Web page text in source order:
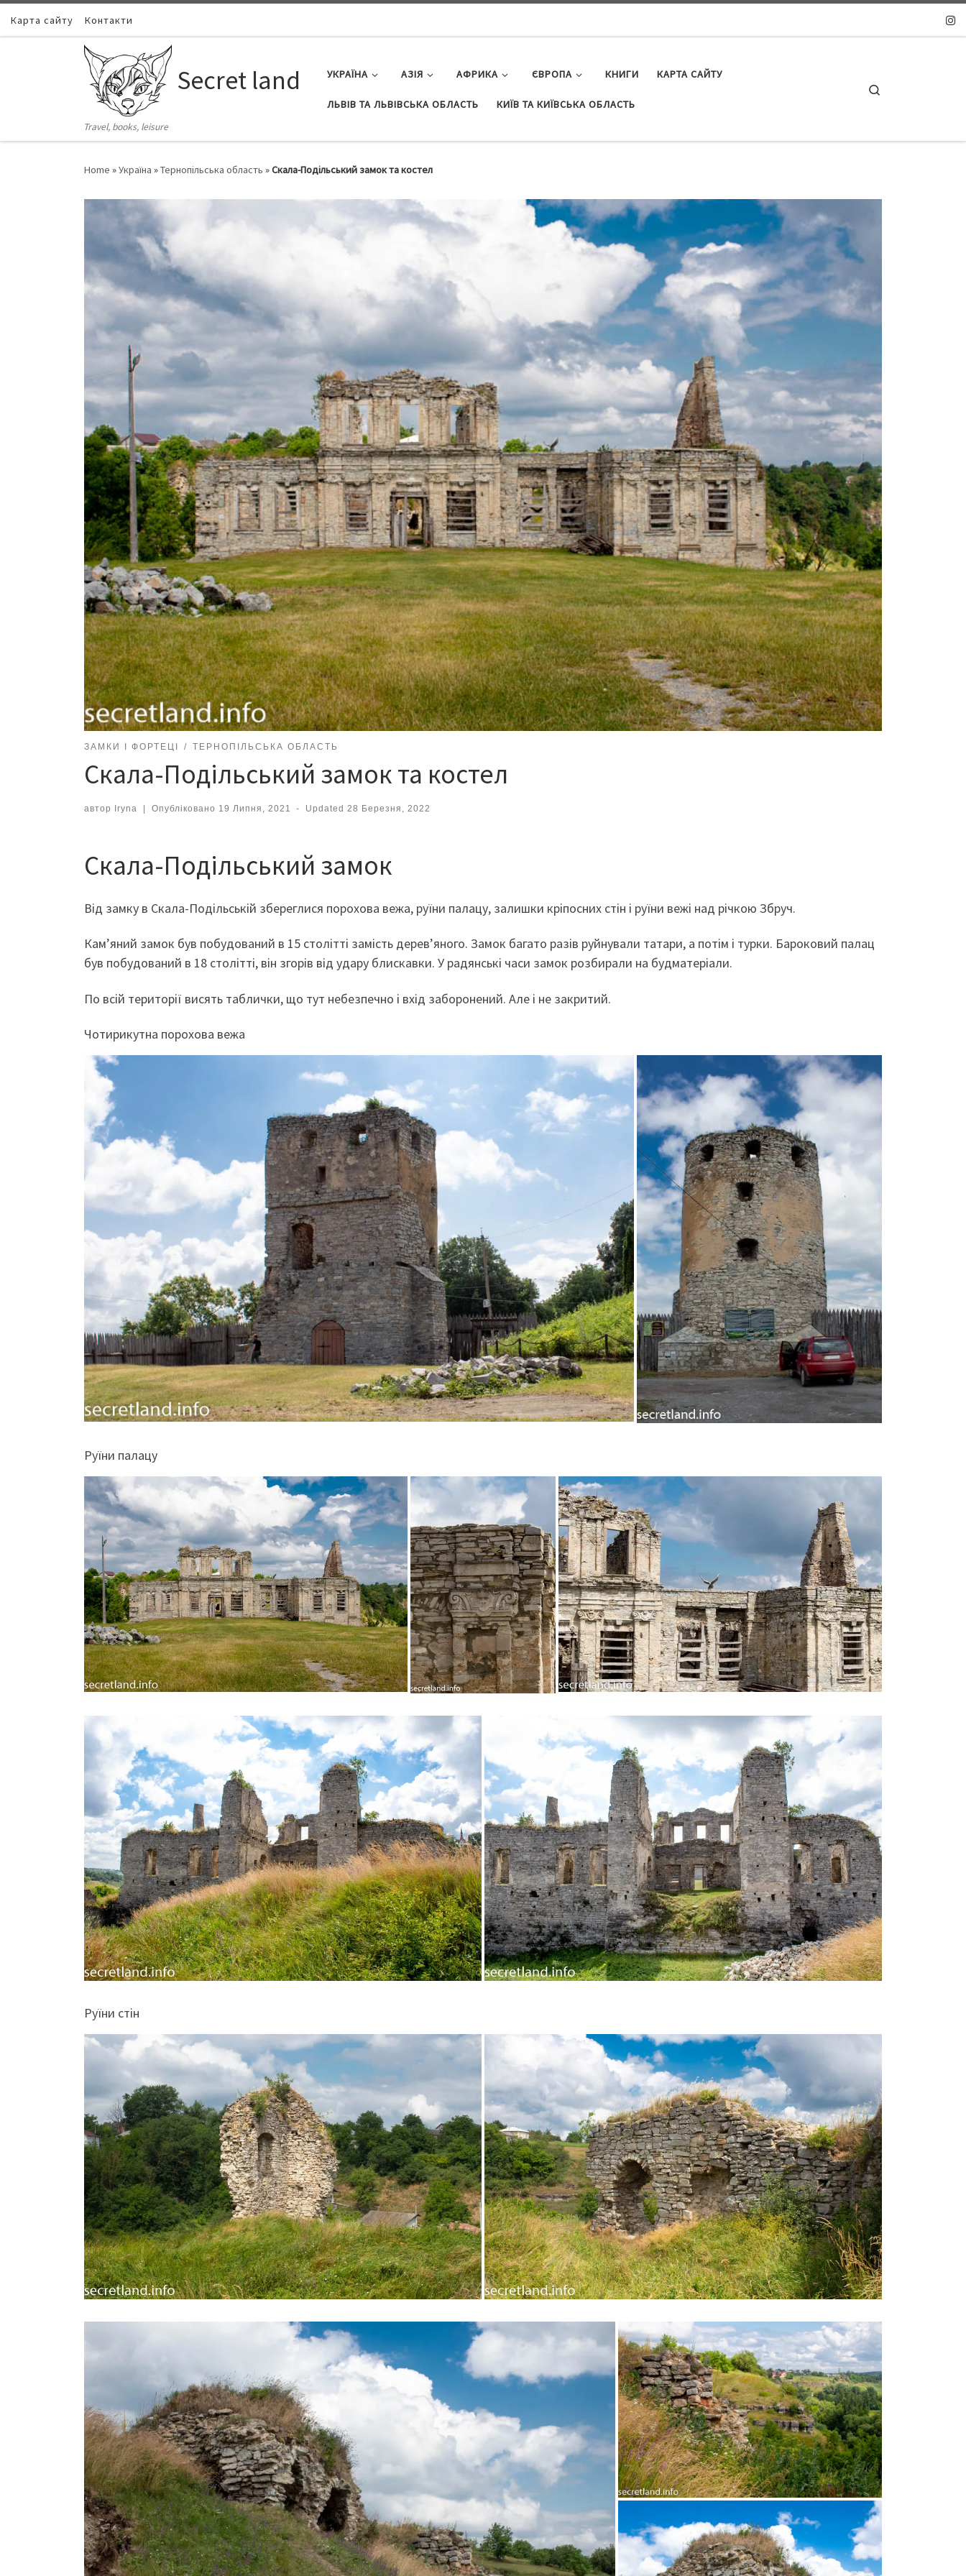
Skip to content
Карта сайту Контакти
Secret land
Travel, books, leisure
УКРАЇНА АЗІЯ АФРИКА ЄВРОПА КНИГИ КАРТА САЙТУ
ЛЬВІВ ТА ЛЬВІВСЬКА ОБЛАСТЬ КИЇВ ТА КИЇВСЬКА ОБЛАСТЬ
Home »Україна »Тернопільська область »Скала-Подільський замок та костел
ЗАМКИ І ФОРТЕЦІ ТЕРНОПІЛЬСЬКА ОБЛАСТЬ
Скала-Подільський замок та костел
автор Iryna | Опубліковано 19 Липня, 2021 - Updated 28 Березня, 2022
Скала-Подільський замок
Від замку в Скала-Подільській збереглися порохова вежа, руїни палацу, залишки кріпосних стін і руїни вежі над річкою Збруч.
Кам’яний замок був побудований в 15 столітті замість дерев’яного. Замок багато разів руйнували татари, а потім і турки. Бароковий палац
був побудований в 18 столітті, він згорів від удару блискавки. У радянські часи замок розбирали на будматеріали.
По всій території висять таблички, що тут небезпечно і вхід заборонений. Але і не закритий.
Чотирикутна порохова вежа
Руїни палацу
Руїни стін